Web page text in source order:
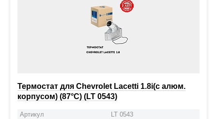
Термостат для Chevrolet Lacetti 1.8i(с алюм.
корпусом) (87°С) (LT 0543)
Артикул LT 0543